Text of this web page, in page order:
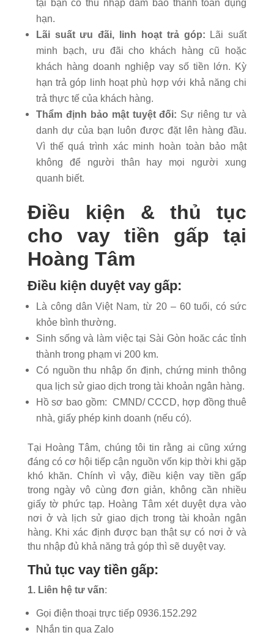
tại bạn có thu nhập đảm bảo thanh toán đụng
hạn.
Lãi suất ưu đãi, linh hoạt trả góp: Lãi suất
minh bạch, ưu đãi cho khách hàng cũ hoặc
khách hàng doanh nghiệp vay số tiền lớn. Kỳ
hạn trả góp linh hoạt phù hợp với khả năng chi
trả thực tế của khách hàng.
Thẩm định bảo mật tuyệt đối: Sự riêng tư và
danh dự của bạn luôn được đặt lên hàng đầu.
Vì thế quá trình xác minh hoàn toàn bảo mật
không để người thân hay mọi người xung
quanh biết.
Điều kiện & thủ tục
cho vay tiền gấp tại
Hoàng Tâm
Điều kiện duyệt vay gấp:
Là công dân Việt Nam, từ 20 – 60 tuổi, có sức
khỏe bình thường.
Sinh sống và làm việc tại Sài Gòn hoăc các tỉnh
thành trong phạm vi 200 km.
Có nguồn thu nhập ổn định, chứng minh thông
qua lịch sử giao dịch trong tài khoản ngân hàng.
Hồ sơ bao gồm: CMND/ CCCD, hợp đồng thuê
nhà, giấy phép kinh doanh (nếu có).
Tại Hoàng Tâm, chúng tôi tin rằng ai cũng xứng
đáng có cơ hội tiếp cận nguồn vốn kịp thời khi gặp
khó khăn. Chính vì vậy, điều kiện vay tiền gấp
trong ngày vô cùng đơn giản, không cần nhiều
giấy tờ phức tạp. Hoàng Tâm xét duyệt dựa vào
nơi ở và lịch sử giao dịch trong tài khoản ngân
hàng. Khi xác định được bạn thật sự có nơi ở và
thu nhập đủ khả năng trả góp thì sẽ duyệt vay.
Thủ tục vay tiền gấp:
1. Liên hệ tư vấn:
Gọi điện thoại trực tiếp 0936.152.292
Nhắn tin qua Zalo